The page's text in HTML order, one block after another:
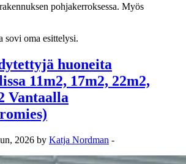
pohjakerroksessa. Myös
sovi oma esittelysi.
huoneita
11m2, 17m2, 22m2,
Vantaalla
2026 by Katja Nordman -